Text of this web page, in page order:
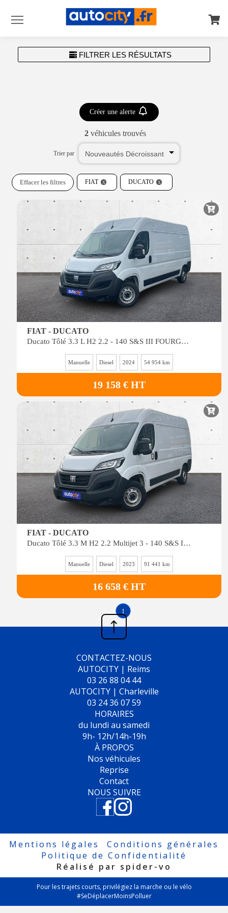
FILTRER LES RÉSULTATS
2véhicules trouvés
Créer une alerte
Trier par
FIAT
Effacer les filtres DUCATO
FIAT - DUCATO
Ducato Tôlé 3.3 L H2 2.2 - 140 S&S III FOURGON TOLE Fourgon Tôlé 3.3
Manuelle Diesel 2024 54 954 km
19 158 € HT
FIAT - DUCATO
Ducato Tôlé 3.3 M H2 2.2 Multijet 3 - 140 S&S III FOURGON TOLE Fourgon Tôl&a
Manuelle Diesel 2023 91 441 km
16 658 € HT
1
CONTACTEZ-NOUS
AUTOCITY | Reims
03 26 88 04 44
AUTOCITY | Charleville
03 24 36 07 59
HORAIRES
du lundi au samedi
9h- 12h/14h-19h
À PROPOS
Nos véhicules
Reprise
Contact
NOUS SUIVRE
Mentions légales
Conditions générales
Politique de Confidentialité
Réalisé par spider-vo
Pour les trajets courts, privilégiez la marche ou le vélo
#SeDéplacerMoinsPolluer